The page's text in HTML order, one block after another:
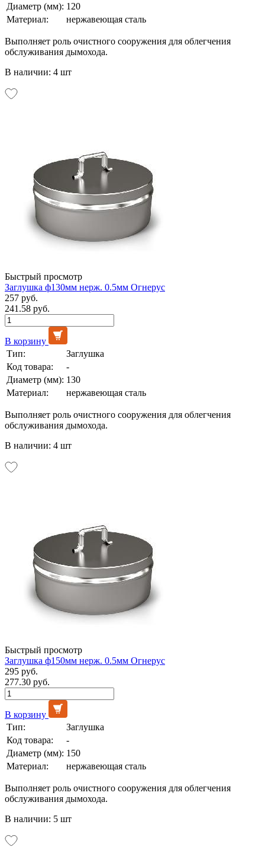
Диаметр (мм): 120
Материал:
нержавеющая сталь
Выполняет роль очистного сооружения для облегчения
обслуживания дымохода.
В наличии: 4 шт
Быстрый просмотр
Заглушка ф130мм нерж. 0.5мм Огнерус
257 руб.
241.58 руб.
В корзину
Тип:
Заглушка
Код товара:
-
Диаметр (мм): 130
Материал:
нержавеющая сталь
Выполняет роль очистного сооружения для облегчения
обслуживания дымохода.
В наличии: 4 шт
Быстрый просмотр
Заглушка ф150мм нерж. 0.5мм Огнерус
295 руб.
277.30 руб.
В корзину
Тип:
Заглушка
Код товара:
-
Диаметр (мм): 150
Материал:
нержавеющая сталь
Выполняет роль очистного сооружения для облегчения
обслуживания дымохода.
В наличии: 5 шт